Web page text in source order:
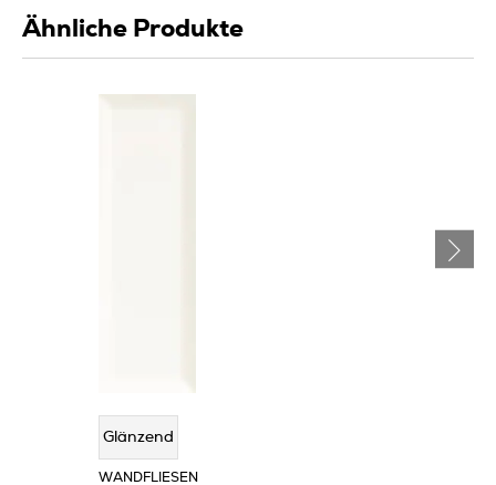
Ähnliche Produkte
Glänzend
WANDFLIESEN